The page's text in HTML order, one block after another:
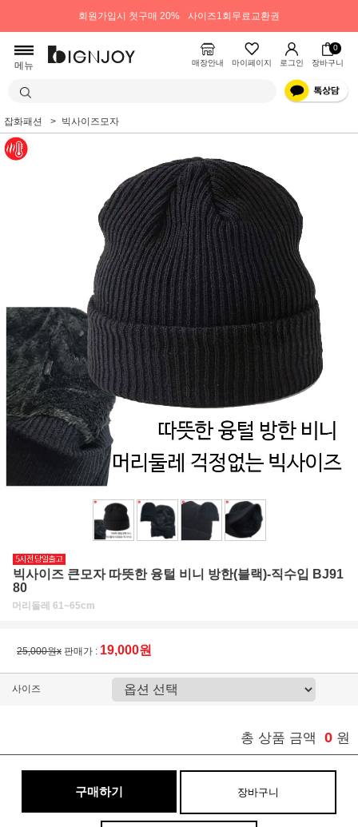
회원가입시 첫구매 20% 사이즈1회무료교환권
메뉴 매장안내 마이페이지 로그인
0
장바구니
잡화패션 빅사이즈모자
빅사이즈 큰모자 따뜻한 융털 비니 방한(블랙)-직수입 BJ91
80
머리둘레 61~65cm
25,000원x 판매가 : 19,000원
사이즈
총 상품 금액 0 원
구매하기 장바구니